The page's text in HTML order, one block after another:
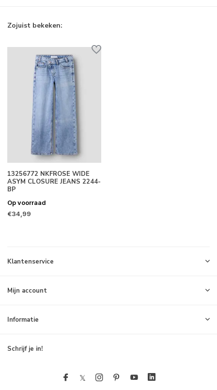
Zojuist bekeken:
13256772 NKFROSE WIDE
ASYM CLOSURE JEANS 2244-
BP
Op voorraad
€34,99
Klantenservice
Mijn account
Informatie
Schrijf je in!